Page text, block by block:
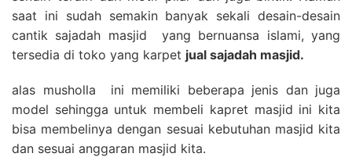
saat ini sudah semakin banyak sekali desain-desain
cantik sajadah masjid yang bernuansa islami, yang
tersedia di toko yang karpet jual sajadah masjid.
alas musholla ini memiliki beberapa jenis dan juga
model sehingga untuk membeli kapret masjid ini kita
bisa membelinya dengan sesuai kebutuhan masjid kita
dan sesuai anggaran masjid kita.